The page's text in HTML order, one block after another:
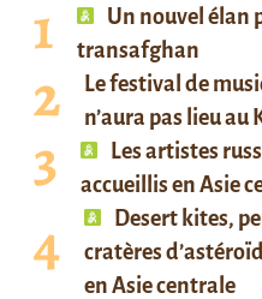
Un nouvel élan
transafghan
Le festival de
n’aura pas lieu
Les artistes
accueillis en Asie
Desert kites,
cratères
en Asie centrale